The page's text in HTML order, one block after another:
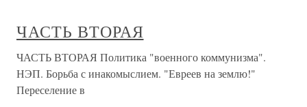
ЧАСТЬ ВТОРАЯ
ЧАСТЬ ВТОРАЯ Политика "военного коммунизма".
НЭП. Борьба с инакомыслием. "Евреев на землю!"
Переселение в